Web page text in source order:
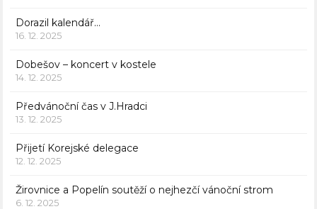
Dorazil kalendář…
16. 12. 2025
Dobešov – koncert v kostele
14. 12. 2025
Předvánoční čas v J.Hradci
13. 12. 2025
Přijetí Korejské delegace
12. 12. 2025
Žirovnice a Popelín soutěží o nejhezčí vánoční strom
6. 12. 2025